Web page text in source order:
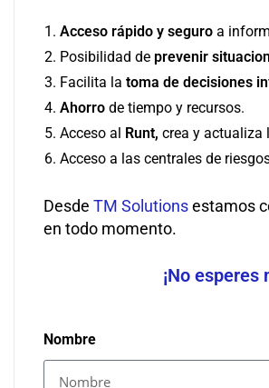
Acceso rápido y seguro a
Posibilidad de prevenir
Facilita la toma de decisiones
Ahorro de tiempo y recursos.
Acceso al Runt, crea y actualiza
Acceso a las centrales de
Desde TM Solutionsestamos
en todo momento.
¡No
Nombre